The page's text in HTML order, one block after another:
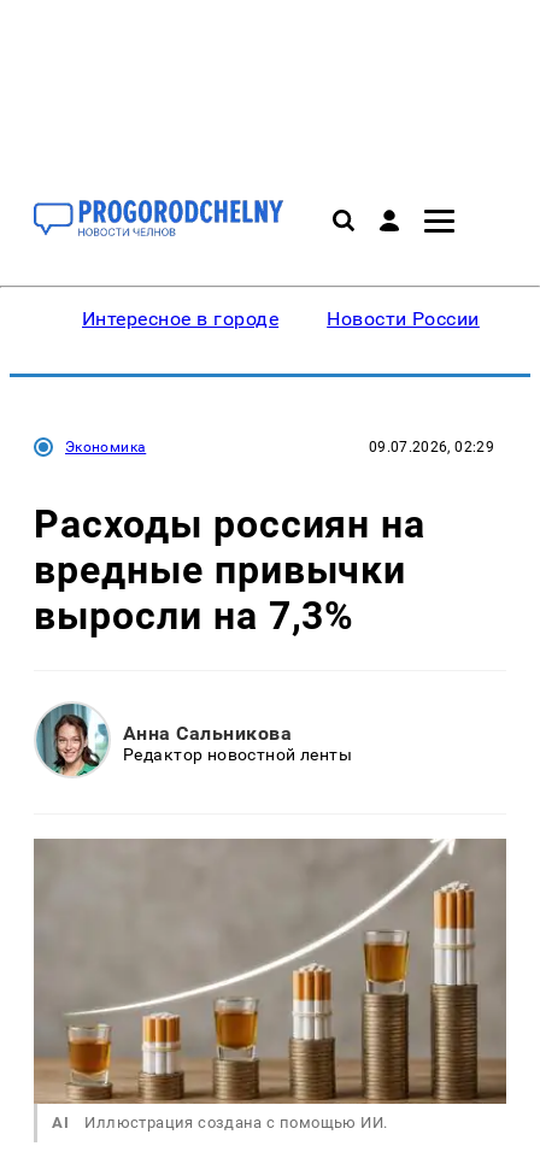
Интересное в городе Новости России
Экономика 09.07.2026, 02:29
Расходы россиян на
вредные привычки
выросли на 7,3%
Анна Сальникова
Редактор новостной ленты
AI Иллюстрация создана с помощью ИИ.